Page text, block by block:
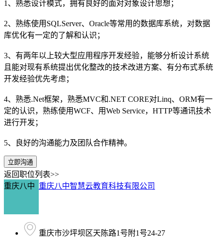
1、熟悉设计模式，拥有良好的面对对象设计思想；
2、熟练使用SQLServer、Oracle等常用的数据库系统，对数据
库优化有一定的了解和认识；
3、有两年以上较大型应用程序开发经验，能够分析设计系统
且能对现有系统提出优化整改的技术改进方案、有分布式系统
开发经验优先考虑；
4、熟悉.Net框架，熟悉MVC和.NET CORE对Linq、ORM有一
定的认识，熟练使用WCF、用Web Service，HTTP等通讯技术
进行开发；
5、良好的沟通能力及团队合作精神。
立即沟通
返回职位列表>>
重庆八中 重庆八中智慧云教育科技有限公司
重庆市沙坪坝区天陈路1号附1号24-27